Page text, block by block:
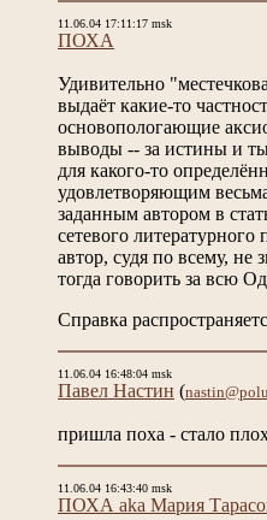
11.06.04 17:11:17 msk
ПОХА
Удивительно
выдаёт какие-то
основопологающие
выводы -- за истины и
для какого-то
удовлетворяющим
заданным автором в
сетевого литературного
автор, судя по всему, не
тогда говорить за всю
Справка
11.06.04 16:48:04 msk
Павел Настин (
пришла поха - стало
11.06.04 16:43:40 msk
ПОХА aka Мария